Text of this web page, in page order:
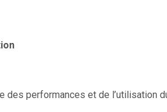
des performances et de l’utilisation